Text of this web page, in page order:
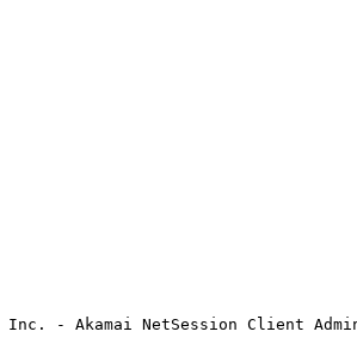
- Akamai NetSession Client